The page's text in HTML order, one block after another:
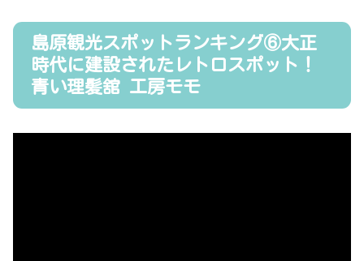
島原観光スポットランキング⑥大正
時代に建設されたレトロスポット！
青い理髪舘 工房モモ